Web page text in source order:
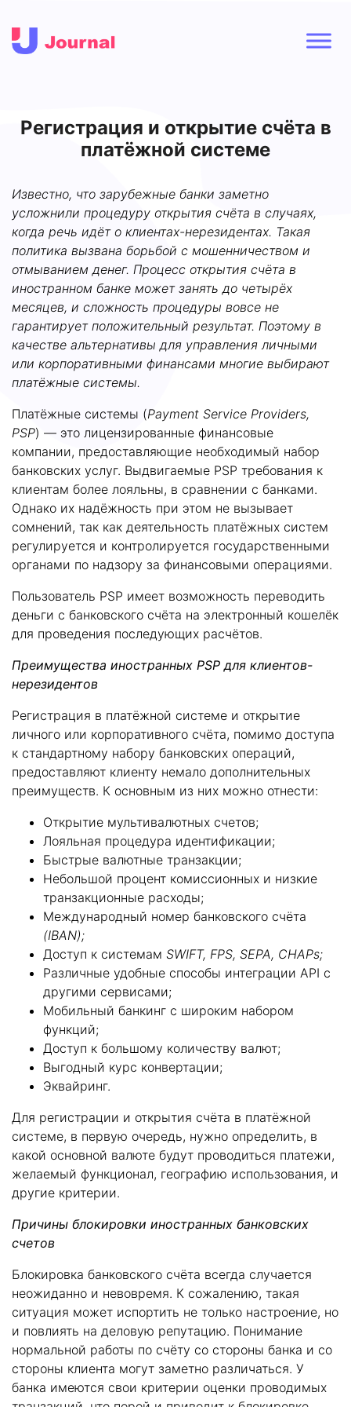
Регистрация и открытие счёта в
платёжной системе
Известно, что зарубежные банки заметно
усложнили процедуру открытия счёта в случаях,
когда речь идёт о клиентах-нерезидентах. Такая
политика вызвана борьбой с мошенничеством и
отмыванием денег. Процесс открытия счёта в
иностранном банке может занять до четырёх
месяцев, и сложность процедуры вовсе не
гарантирует положительный результат. Поэтому в
качестве альтернативы для управления личными
или корпоративными финансами многие выбирают
платёжные системы.
Платёжные системы (Payment Service Providers,
PSP) — это лицензированные финансовые
компании, предоставляющие необходимый набор
банковских услуг. Выдвигаемые PSP требования к
клиентам более лояльны, в сравнении с банками.
Однако их надёжность при этом не вызывает
сомнений, так как деятельность платёжных систем
регулируется и контролируется государственными
органами по надзору за финансовыми операциями.
Пользователь PSP имеет возможность переводить
деньги с банковского счёта на электронный кошелёк
для проведения последующих расчётов.
Преимущества иностранных PSP для клиентов-
нерезидентов
Регистрация в платёжной системе и открытие
личного или корпоративного счёта, помимо доступа
к стандартному набору банковских операций,
предоставляют клиенту немало дополнительных
преимуществ. К основным из них можно отнести:
Открытие мультивалютных счетов;
Лояльная процедура идентификации;
Быстрые валютные транзакции;
Небольшой процент комиссионных и низкие
транзакционные расходы;
Международный номер банковского счёта
(IBAN);
Доступ к системам SWIFT, FPS, SEPA, CHAPs;
Различные удобные способы интеграции API с
другими сервисами;
Мобильный банкинг с широким набором
функций;
Доступ к большому количеству валют;
Выгодный курс конвертации;
Эквайринг.
Для регистрации и открытия счёта в платёжной
системе, в первую очередь, нужно определить, в
какой основной валюте будут проводиться платежи,
желаемый функционал, географию использования, и
другие критерии.
Причины блокировки иностранных банковских
счетов
Блокировка банковского счёта всегда случается
неожиданно и невовремя. К сожалению, такая
ситуация может испортить не только настроение, но
и повлиять на деловую репутацию. Понимание
нормальной работы по счёту со стороны банка и со
стороны клиента могут заметно различаться. У
банка имеются свои критерии оценки проводимых